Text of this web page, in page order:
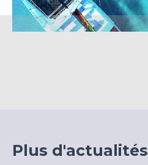
équipements de production.
Plus d'actualités